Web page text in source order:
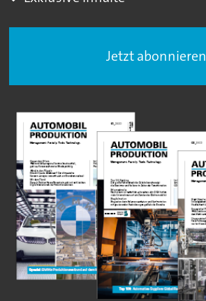
Jetzt abonnieren